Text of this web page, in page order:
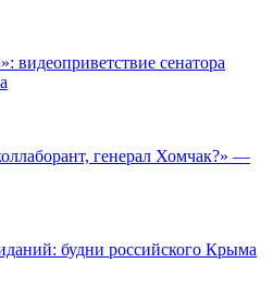
видеоприветствие сенатора
генерал Хомчак?» —
будни российского Крыма